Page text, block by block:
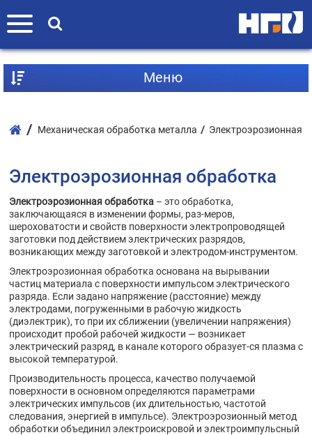
Mеню
Механическая обработка металла Электроэрозионная
Электроэрозионная обработка
Электроэрозионная обработка – это обработка,
заключающаяся в изменении формы, раз-меров,
шероховатости и свойств поверхности электропроводящей
заготовки под действием электрических разрядов,
возникающих между заготовкой и электродом-инструментом.
Электроэрозионная обработка основана на вырывании
частиц материала с поверхности импульсом электрического
разряда. Если задано напряжение (расстояние) между
электродами, погруженными в рабочую жидкость
(диэлектрик), то при их сближении (увеличении напряжения)
происходит пробой рабочей жидкости — возникает
электрический разряд, в канале которого образует-ся плазма с
высокой температурой.
Производительность процесса, качество получаемой
поверхности в основном определяются параметрами
электрических импульсов (их длительностью, частотой
следования, энергией в импульсе). Электроэрозионный метод
обработки объединил электроискровой и электроимпульсный